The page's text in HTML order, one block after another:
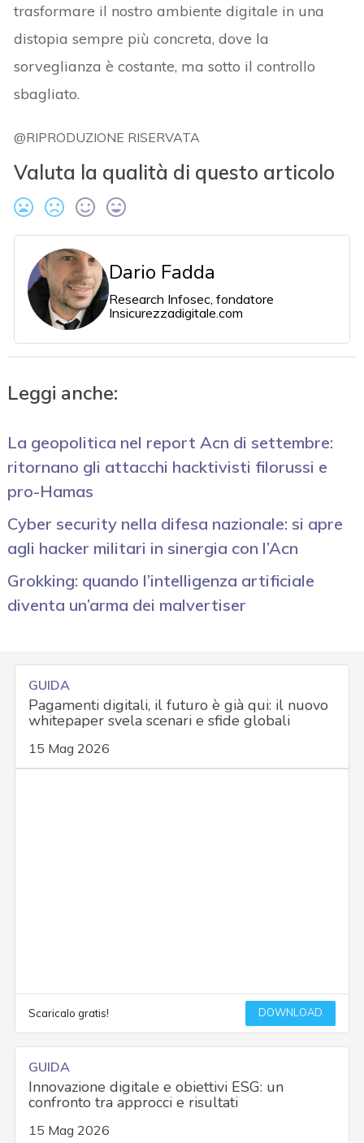
trasformare il nostro ambiente digitale in una
distopia sempre più concreta, dove la
sorveglianza è costante, ma sotto il controllo
sbagliato.
@RIPRODUZIONE RISERVATA
Valuta la qualità di questo articolo
Dario Fadda
Research Infosec, fondatore
Insicurezzadigitale.com
Leggi anche:
La geopolitica nel report Acn di settembre:
ritornano gli attacchi hacktivisti filorussi e
pro-Hamas
Cyber security nella difesa nazionale: si apre
agli hacker militari in sinergia con l’Acn
Grokking: quando l’intelligenza artificiale
diventa un’arma dei malvertiser
GUIDA
Pagamenti digitali, il futuro è già qui: il nuovo
whitepaper svela scenari e sfide globali
15 Mag 2026
Scaricalo gratis! DOWNLOAD
GUIDA
Innovazione digitale e obiettivi ESG: un
confronto tra approcci e risultati
15 Mag 2026